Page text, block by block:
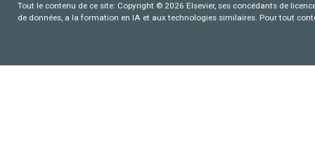
Tout le contenu de ce site: Copyright © 2026 Elsevier, ses concédants de
de données, a la formation en IA et aux technologies similaires. Pour tout